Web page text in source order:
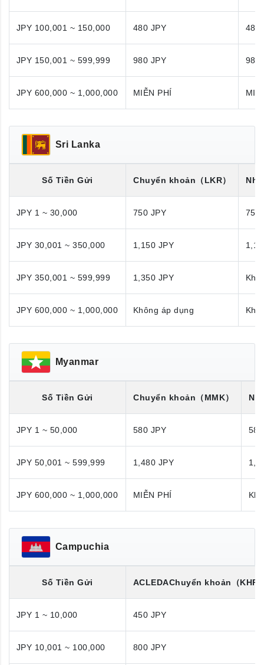
JPY 100,001 ~ 150,000 480 JPY 480
JPY 150,001 ~ 599,999 980 JPY 980
JPY 600,000 ~ 1,000,000 MIỄN PHÍ
Sri Lanka
Số Tiền Gửi Chuyển khoản （LKR）
JPY 1 ~ 30,000 750 JPY 750
JPY 30,001 ~ 350,000 1,150 JPY
JPY 350,001 ~ 599,999 1,350 JPY
JPY 600,000 ~ 1,000,000 Không áp dụng
Myanmar
Số Tiền Gửi Chuyển khoản （MMK）
JPY 1 ~ 50,000 580 JPY
JPY 50,001 ~ 599,999 1,480 JPY
JPY 600,000 ~ 1,000,000 MIỄN PHÍ
Campuchia
Số Tiền Gửi ACLEDAChuyển khoản （
JPY 1 ~ 10,000 450 JPY
JPY 10,001 ~ 100,000 800 JPY